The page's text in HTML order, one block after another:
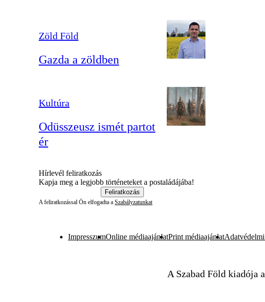
Zöld Föld
Gazda a zöldben
Kultúra
Odüsszeusz ismét partot
ér
Hírlevél feliratkozás
Kapja meg a legjobb történeteket a postaládájába!
Feliratkozás
A feliratkozással Ön elfogadta a Szabályzatunkat
ImpresszumOnline médiaajánlatPrint médiaajánlat
A Szabad Föld kiadója